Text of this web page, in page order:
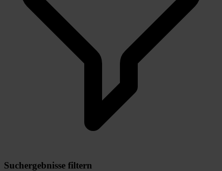
Suchergebnisse filtern